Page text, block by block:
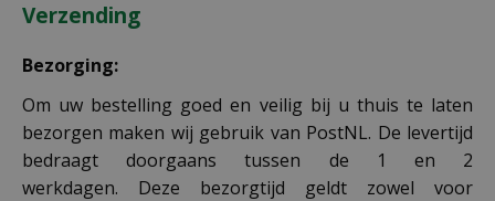
Verzending
Bezorging:
Om uw bestelling goed en veilig bij u thuis te laten
bezorgen maken wij gebruik van PostNL. De levertijd
bedraagt doorgaans tussen de 1 en 2
werkdagen. Deze bezorgtijd geldt zowel voor